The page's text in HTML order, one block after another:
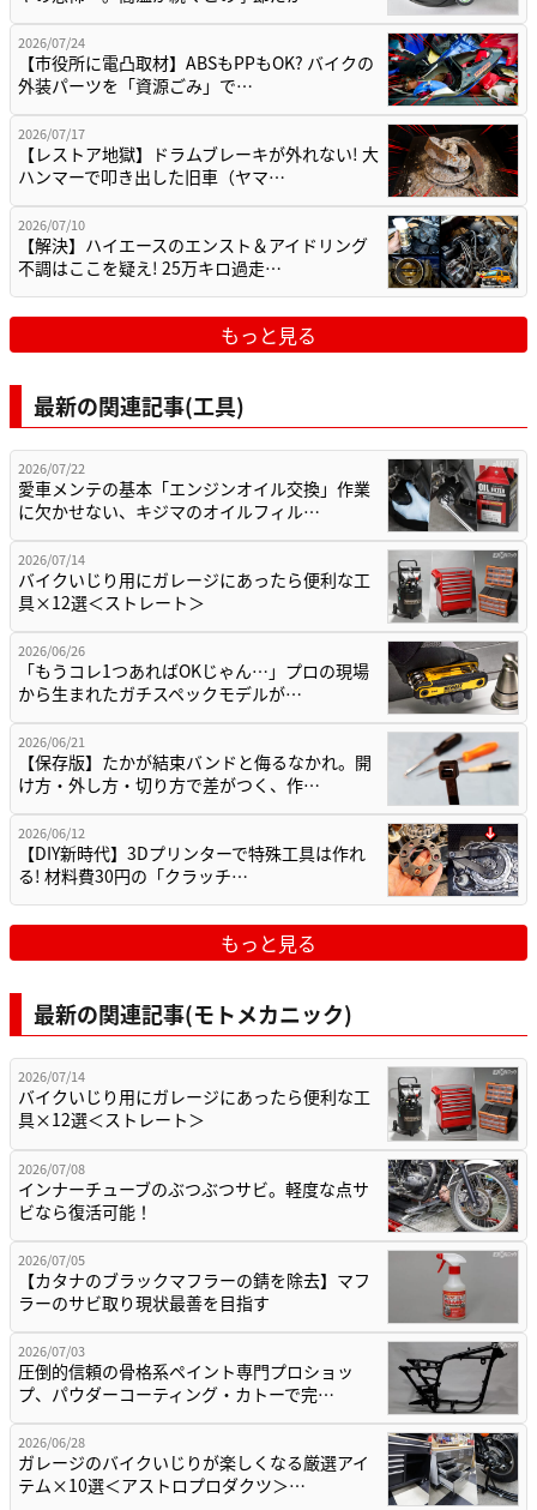
2026/07/24
【市役所に電凸取材】ABSもPPもOK? バイクの
外装パーツを「資源ごみ」で…
2026/07/17
【レストア地獄】ドラムブレーキが外れない! 大
ハンマーで叩き出した旧車（ヤマ…
2026/07/10
【解決】ハイエースのエンスト＆アイドリング
不調はここを疑え! 25万キロ過走…
もっと見る
最新の関連記事(工具)
2026/07/22
愛車メンテの基本「エンジンオイル交換」作業
に欠かせない、キジマのオイルフィル…
2026/07/14
バイクいじり用にガレージにあったら便利な工
具×12選＜ストレート＞
2026/06/26
「もうコレ1つあればOKじゃん…」プロの現場
から生まれたガチスペックモデルが…
2026/06/21
【保存版】たかが結束バンドと侮るなかれ。開
け方・外し方・切り方で差がつく、作…
2026/06/12
【DIY新時代】3Dプリンターで特殊工具は作れ
る! 材料費30円の「クラッチ…
もっと見る
最新の関連記事(モトメカニック)
2026/07/14
バイクいじり用にガレージにあったら便利な工
具×12選＜ストレート＞
2026/07/08
インナーチューブのぶつぶつサビ。軽度な点サ
ビなら復活可能！
2026/07/05
【カタナのブラックマフラーの錆を除去】マフ
ラーのサビ取り現状最善を目指す
2026/07/03
圧倒的信頼の骨格系ペイント専門プロショッ
プ、パウダーコーティング・カトーで完…
2026/06/28
ガレージのバイクいじりが楽しくなる厳選アイ
テム×10選＜アストロプロダクツ＞…